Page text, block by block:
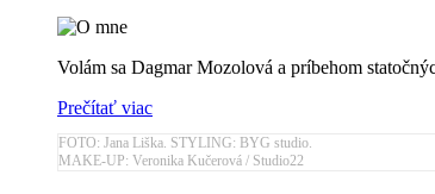
Volám sa Dagmar Mozolová a príbehom
Prečítať viac
FOTO: Jana Liška. STYLING: BYG studio.
MAKE-UP: Veronika Kučerová / Studio22